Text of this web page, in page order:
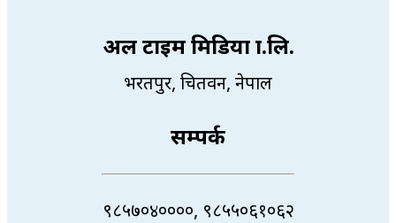
अल टाइम मिडिया प्रा.लि.
भरतपुर, चितवन, नेपाल
सम्पर्क
९८५७०४००००, ९८५५०६१०६२